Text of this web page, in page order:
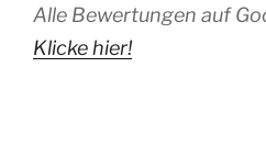
Alle Bewertungen auf
Klicke hier!